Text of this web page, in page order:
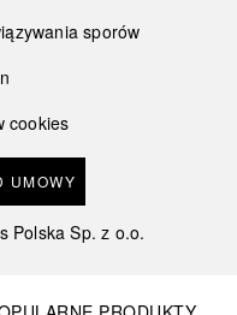
sporów
cookies
UMOWY
Polska Sp. z o.o.